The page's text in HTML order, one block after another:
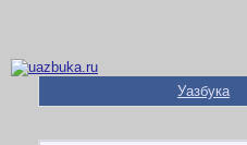
Уазбука